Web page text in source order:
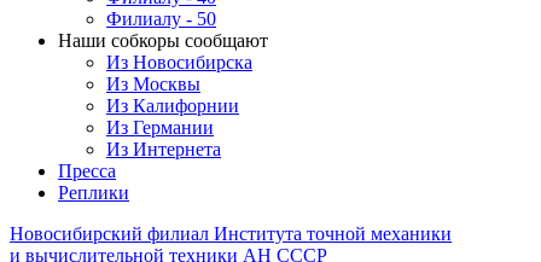
Филиалу - 50
Наши собкоры сообщают
Из Новосибирска
Из Москвы
Из Калифорнии
Из Германии
Из Интернета
Пресса
Реплики
Новосибирский филиал Института точной механики
и вычислительной техники АН СССР